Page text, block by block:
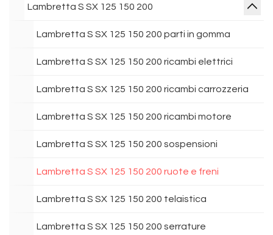
Lambretta S SX 125 150 200
Lambretta S SX 125 150 200 parti in gomma
Lambretta S SX 125 150 200 ricambi elettrici
Lambretta S SX 125 150 200 ricambi carrozzeria
Lambretta S SX 125 150 200 ricambi motore
Lambretta S SX 125 150 200 sospensioni
Lambretta S SX 125 150 200 ruote e freni
Lambretta S SX 125 150 200 telaistica
Lambretta S SX 125 150 200 serrature